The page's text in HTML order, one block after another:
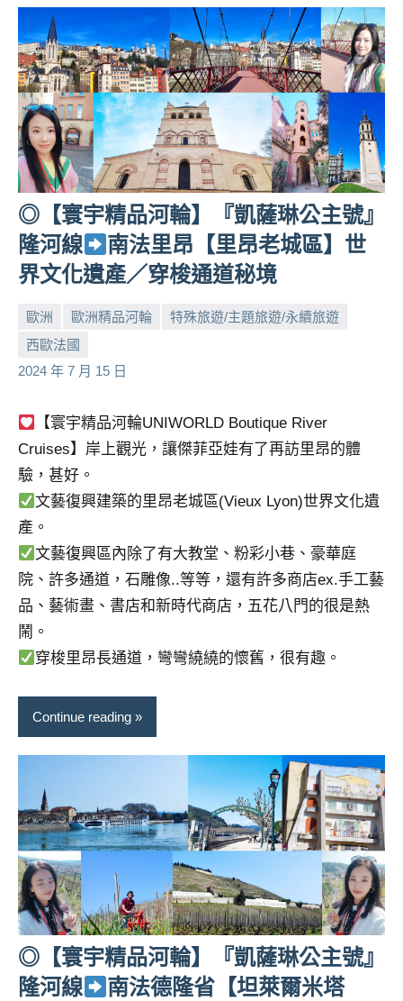
◎【寰宇精品河輪】『凱薩琳公主號』
隆河線
南法里昂【里昂老城區】世
界文化遺產／穿梭通道秘境
歐洲 歐洲精品河輪
特殊旅遊/主題旅遊/永續旅遊
西歐法國
2024 年 7 月 15 日
小
芳
No
comments
【寰宇精品河輪UNIWORLD Boutique River
Cruises】岸上觀光，讓傑菲亞娃有了再訪里昂的體
驗，甚好。
文藝復興建築的里昂老城區(Vieux Lyon)世界文化遺
產。
文藝復興區內除了有大教堂、粉彩小巷、豪華庭
院、許多通道，石雕像..等等，還有許多商店ex.手工藝
品、藝術畫、書店和新時代商店，五花八門的很是熱
鬧。
穿梭里昂長通道，彎彎繞繞的懷舊，很有趣。
Continue reading
◎【寰宇精品河輪】『凱薩琳公主號』
隆河線
南法德隆省【坦萊爾米塔